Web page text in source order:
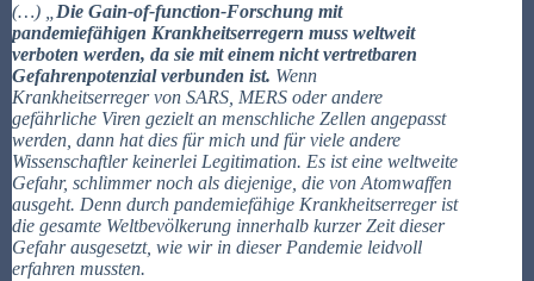
(…) „ Die Gain-of-function-Forschung mit
pandemiefähigen Krankheitserregern muss weltweit
verboten werden, da sie mit einem nicht vertretbaren
Gefahrenpotenzial verbunden ist. Wenn
Krankheitserreger von SARS, MERS oder andere
gefährliche Viren gezielt an menschliche Zellen angepasst
werden, dann hat dies für mich und für viele andere
Wissenschaftler keinerlei Legitimation. Es ist eine weltweite
Gefahr, schlimmer noch als diejenige, die von Atomwaffen
ausgeht. Denn durch pandemiefähige Krankheitserreger ist
die gesamte Weltbevölkerung innerhalb kurzer Zeit dieser
Gefahr ausgesetzt, wie wir in dieser Pandemie leidvoll
erfahren mussten.